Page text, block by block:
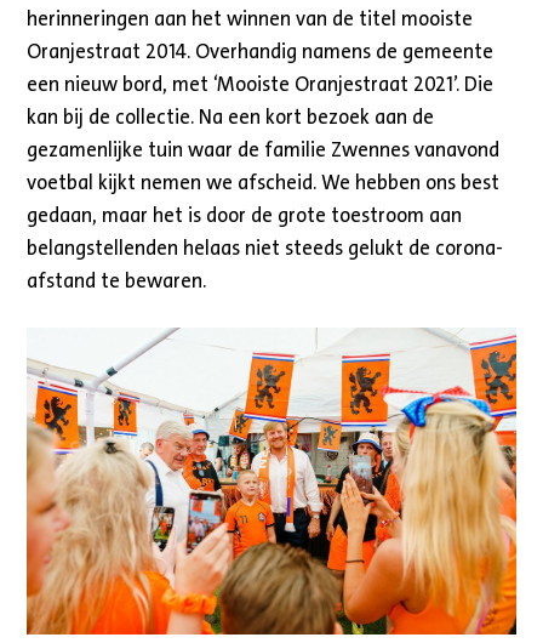
herinneringen aan het winnen van de titel mooiste
Oranjestraat 2014. Overhandig namens de gemeente
een nieuw bord, met ‘Mooiste Oranjestraat 2021’. Die
kan bij de collectie. Na een kort bezoek aan de
gezamenlijke tuin waar de familie Zwennes vanavond
voetbal kijkt nemen we afscheid. We hebben ons best
gedaan, maar het is door de grote toestroom aan
belangstellenden helaas niet steeds gelukt de corona-
afstand te bewaren.